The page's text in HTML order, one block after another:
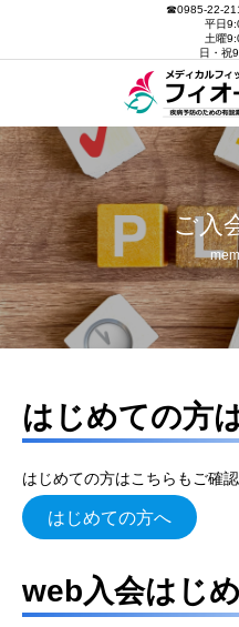
☎0985-22-
平日
土曜
日・祝
ご入
はじめての方
はじめての方はこちらもご確認
はじめての方へ
web入会はじ